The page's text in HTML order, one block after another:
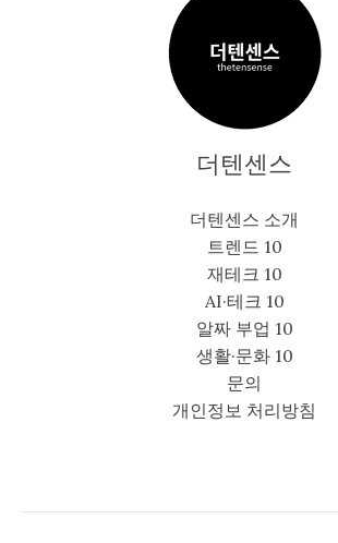
더텐센스
더텐센스 소개
트렌드 10
재테크 10
AI·테크 10
알짜 부업 10
생활·문화 10
문의
개인정보 처리방침